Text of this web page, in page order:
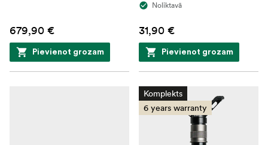
679,90 €
Pievienot grozam
Noliktavā
31,90 €
Pievienot grozam
Komplekts
6 years warranty